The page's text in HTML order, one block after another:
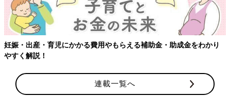
・出産・育児にかかる費用やもらえる補助金・助成金をわかり
く解説！
連載一覧へ